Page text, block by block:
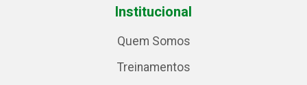
Institucional
Quem Somos
Treinamentos